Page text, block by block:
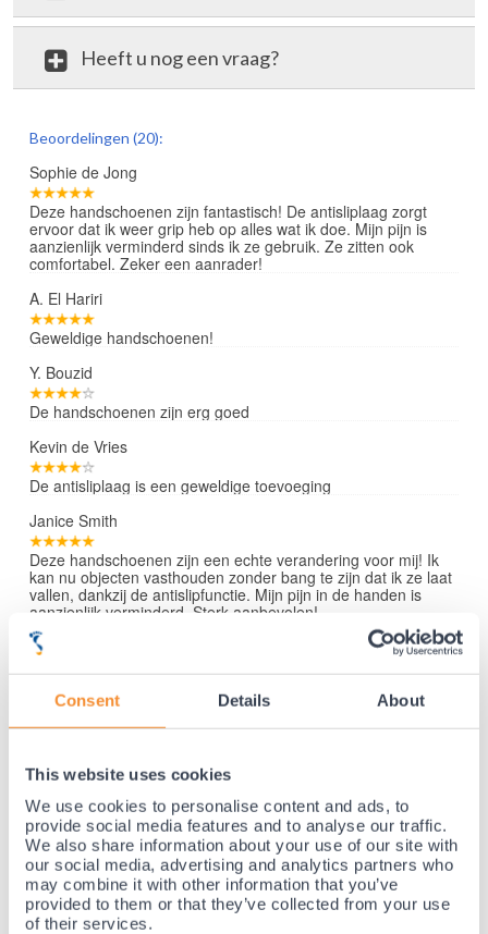
Consent Details About
This website uses cookies
We use cookies to personalise content and ads, to
provide social media features and to analyse our traffic.
We also share information about your use of our site with
our social media, advertising and analytics partners who
may combine it with other information that you’ve
provided to them or that they’ve collected from your use
of their services.
Heeft u nog een vraag?
Beoordelingen (20):
Sophie de Jong
Deze handschoenen zijn fantastisch! De antisliplaag zorgt
ervoor dat ik weer grip heb op alles wat ik doe. Mijn pijn is
aanzienlijk verminderd sinds ik ze gebruik. Ze zitten ook
comfortabel. Zeker een aanrader!
A. El Hariri
Geweldige handschoenen!
Y. Bouzid
De handschoenen zijn erg goed
Kevin de Vries
De antisliplaag is een geweldige toevoeging
Janice Smith
Deze handschoenen zijn een echte verandering voor mij! Ik
kan nu objecten vasthouden zonder bang te zijn dat ik ze laat
vallen, dankzij de antislipfunctie. Mijn pijn in de handen is
aanzienlijk verminderd. Sterk aanbevolen!
Lees verder »
Nr.1 in Benelux en Duitsland!
Gratis verzending vanaf €50,-
Voor 21:30 besteld, morgen thuis!
Gratis retourneren en 14 dagen uitproberen!
Achteraf betalen mogelijk! Nergens goedkoper!